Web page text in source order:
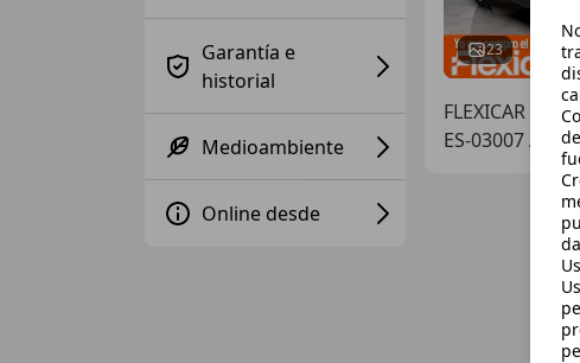
Garantía e
historial
Medioambiente
Online desde
23
FLEXICAR
ES-03007